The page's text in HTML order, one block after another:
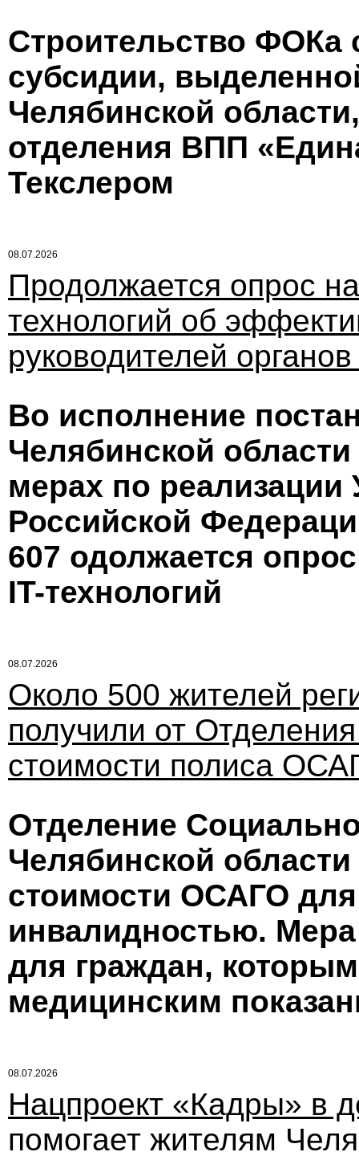
Строительство ФОКа
субсидии,
Челябинской
отделения ВПП
Текслером
08.07.2026
Продолжается опрос
технологий об
руководителей
Во исполнение
Челябинской
мерах по реализации
Российской
607 одолжается
IT-технологий
08.07.2026
Около 500 жителей
получили от
стоимости полиса
Отделение
Челябинской
стоимости ОСАГО
инвалидностью.
для граждан,
медицинским
08.07.2026
Нацпроект «Кадры» в
помогает жителям